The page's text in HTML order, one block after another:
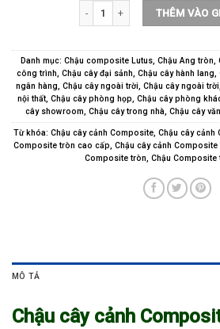
Chậu cây cảnh Composite tròn
THÊM VÀO
Danh mục: Chậu composite Lutus, Chậu Ang tròn,
công trình, Chậu cây đại sảnh, Chậu cây hành lang,
ngân hàng, Chậu cây ngoài trời, Chậu cây ngoài trời,
nội thất, Chậu cây phòng họp, Chậu cây phòng
cây showroom, Chậu cây trong nhà, Chậu cây
Từ khóa: Chậu cây cảnh Composite, Chậu cây cảnh
Composite tròn cao cấp, Chậu cây cảnh
Composite tròn, Chậu
MÔ TẢ
Chậu cây cảnh